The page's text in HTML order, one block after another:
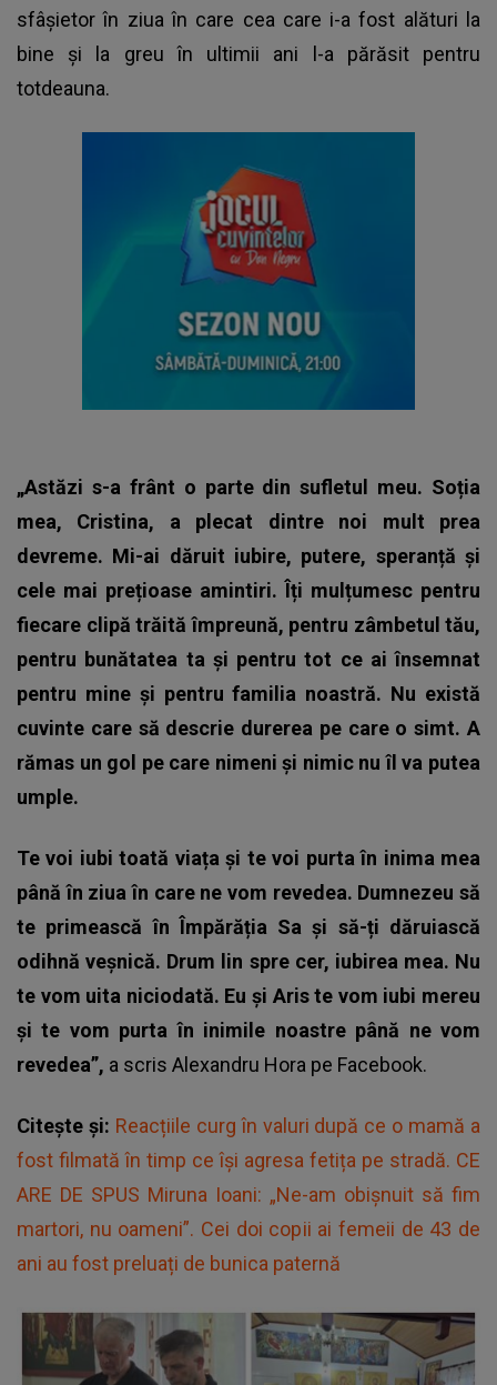
sfâșietor în ziua în care cea care i-a fost alături la
bine și la greu în ultimii ani l-a părăsit pentru
totdeauna.
„Astăzi s-a frânt o parte din sufletul meu. Soția
mea, Cristina, a plecat dintre noi mult prea
devreme. Mi-ai dăruit iubire, putere, speranță și
cele mai prețioase amintiri. Îți mulțumesc pentru
fiecare clipă trăită împreună, pentru zâmbetul tău,
pentru bunătatea ta și pentru tot ce ai însemnat
pentru mine și pentru familia noastră. Nu există
cuvinte care să descrie durerea pe care o simt. A
rămas un gol pe care nimeni și nimic nu îl va putea
umple.
Te voi iubi toată viața și te voi purta în inima mea
până în ziua în care ne vom revedea. Dumnezeu să
te primească în Împărăția Sa și să-ți dăruiască
odihnă veșnică. Drum lin spre cer, iubirea mea. Nu
te vom uita niciodată. Eu și Aris te vom iubi mereu
și te vom purta în inimile noastre până ne vom
revedea”, a scris Alexandru Hora pe Facebook.
Citește și: Reacțiile curg în valuri după ce o mamă a
fost filmată în timp ce își agresa fetița pe stradă. CE
ARE DE SPUS Miruna Ioani: „Ne-am obișnuit să fim
martori, nu oameni”. Cei doi copii ai femeii de 43 de
ani au fost preluați de bunica paternă